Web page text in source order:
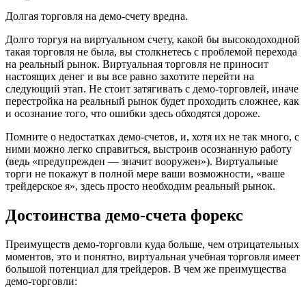
Долгая торговля на демо-счету вредна.
Долго торгуя на виртуальном счету, какой бы высокодоходной
такая торговля не была, вы столкнетесь с проблемой перехода
на реальный рынок. Виртуальная торговля не приносит
настоящих денег и вы все равно захотите перейти на
следующий этап. Не стоит затягивать с демо-торговлей, иначе
перестройка на реальный рынок будет проходить сложнее, как
и осознание того, что ошибки здесь обходятся дороже.
Помните о недостатках демо-счетов, и, хотя их не так много, с
ними можно легко справиться, выстроив осознанную работу
(ведь «предупрежден — значит вооружен»). Виртуальные
торги не покажут в полной мере ваши возможности, «ваше
трейдерское я», здесь просто необходим реальный рынок.
Достоинства демо-счета форекс
Преимуществ демо-торговли куда больше, чем отрицательных
моментов, это и понятно, виртуальная учебная торговля имеет
большой потенциал для трейдеров. В чем же преимущества
демо-торговли: